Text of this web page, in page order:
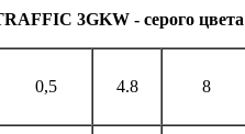
3GKW - серогоцвета
0,5 4.8 8